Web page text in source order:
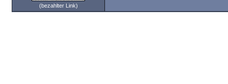
(bezahlter Link)